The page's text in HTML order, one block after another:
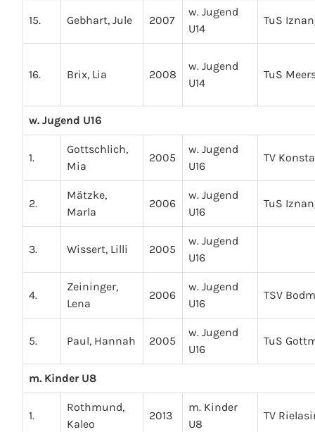
15. Gebhart, Jule 2007
w. Jugend
U14
TuS
16. Brix, Lia 2008
w. Jugend
U14
TuS
w. Jugend U16
1.
Gottschlich,
Mia
2005
w. Jugend
U16
TV
2.
Mätzke,
Marla
2006
w. Jugend
U16
TuS
3. Wissert, Lilli 2005
w. Jugend
U16
4.
Zeininger,
Lena
2006
w. Jugend
U16
TSV
5. Paul, Hannah 2005
w. Jugend
U16
TuS
m. Kinder U8
1.
Rothmund,
Kaleo
2013
m. Kinder
U8
TV